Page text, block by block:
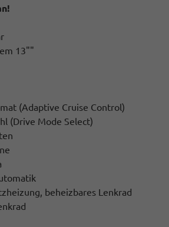
13""
(Adaptive Cruise Control)
(Drive Mode Select)
beheizbares Lenkrad